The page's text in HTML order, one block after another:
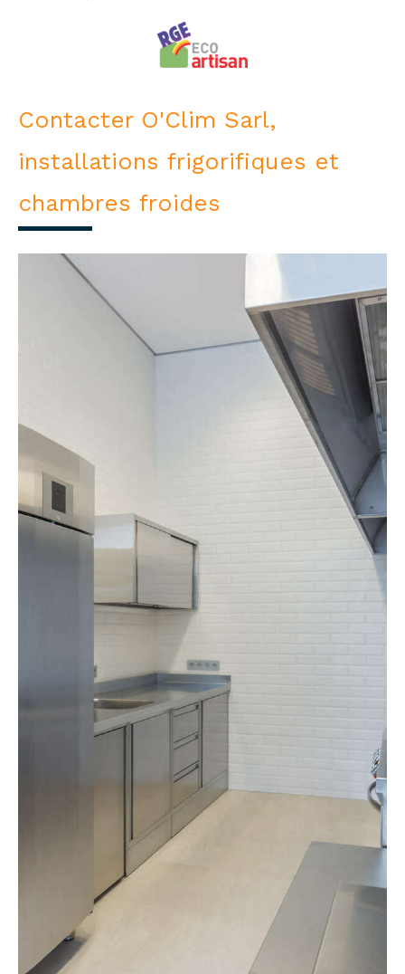
Contacter O'Clim Sarl,
installations frigorifiques et
chambres froides